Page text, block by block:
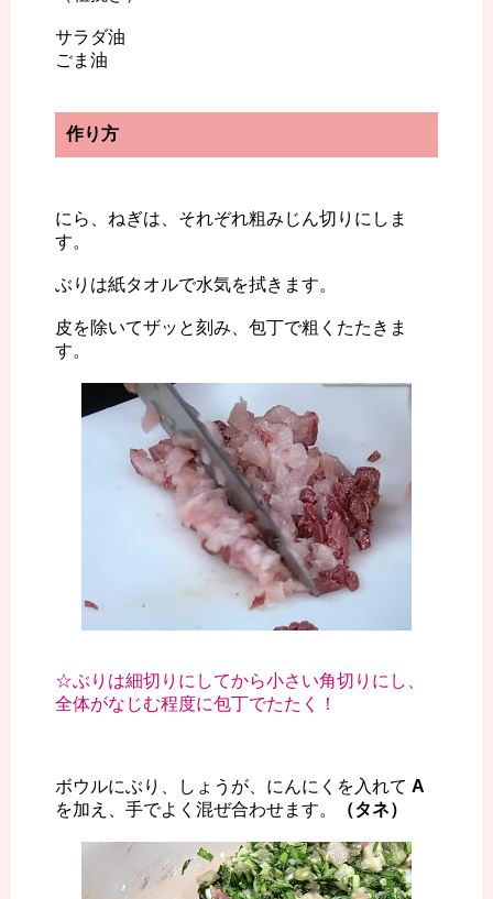
サラダ油
ごま油
作り方
にら、ねぎは、それぞれ粗みじん切りにしま
す。
ぶりは紙タオルで水気を拭きます。
皮を除いてザッと刻み、包丁で粗くたたきま
す。
☆ぶりは細切りにしてから小さい角切りにし、
全体がなじむ程度に包丁でたたく！
ボウルにぶり、しょうが、にんにくを入れて A
を加え、手でよく混ぜ合わせます。
（タネ）